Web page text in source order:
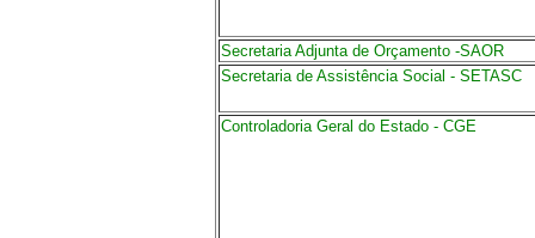
Secretaria Adjunta de Orçamento -SAOR
Secretaria de Assistência Social - SETASC
Controladoria Geral do Estado - CGE